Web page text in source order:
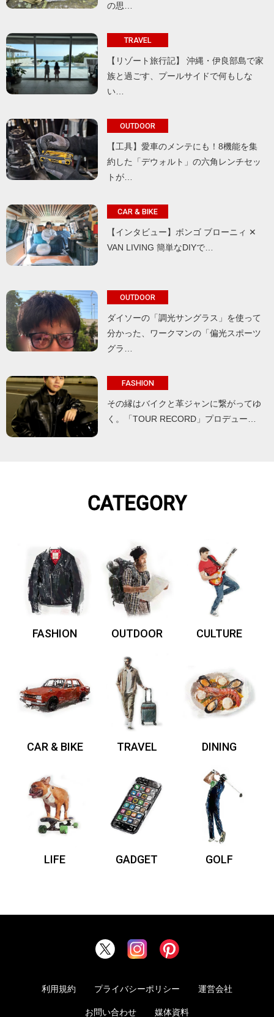
の思…
TRAVEL
【リゾート旅行記】 沖縄・伊良部島で家
族と過ごす、プールサイドで何もしな
い…
OUTDOOR
【工具】愛車のメンテにも！8機能を集
約した「デウォルト」の六角レンチセッ
トが…
CAR & BIKE
【インタビュー】ボンゴ ブローニィ ✕
VAN LIVING 簡単なDIYで…
OUTDOOR
ダイソーの「調光サングラス」を使って
分かった、ワークマンの「偏光スポーツ
グラ…
FASHION
その縁はバイクと革ジャンに繋がってゆ
く。「TOUR RECORD」プロデュー…
CATEGORY
FASHION OUTDOOR CULTURE
CAR & BIKE TRAVEL DINING
LIFE GADGET GOLF
利用規約 プライバシーポリシー 運営会社
お問い合わせ 媒体資料